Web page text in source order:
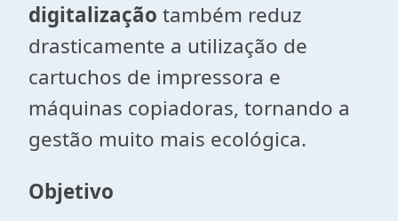
digitalização também reduz
drasticamente a utilização de
cartuchos de impressora e
máquinas copiadoras, tornando a
gestão muito mais ecológica.
Objetivo